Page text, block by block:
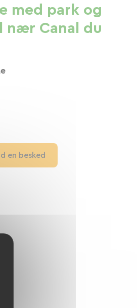
med park og
nær Canal du
en besked